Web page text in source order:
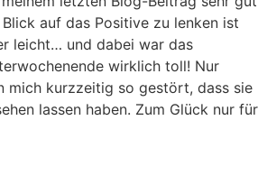
auf das Positive zu lenken ist
leicht… und dabei war das
wirklich toll! Nur
mich kurzzeitig so gestört, dass sie
lassen haben. Zum Glück nur für